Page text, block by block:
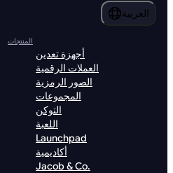
العربية
المنتجات
أجهزة تعدين
العملات الرقمية
الصور الرمزية
المجموعات
التوكن
اللعبة
Launchpad
أكاديمية
Jacob & Co.